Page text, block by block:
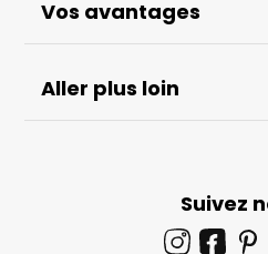
Vos avantages
Aller plus loin
Suivez